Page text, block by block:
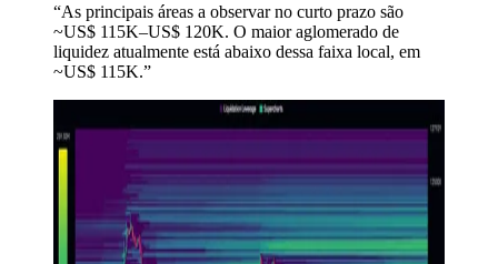
“As principais áreas a observar no curto prazo são
~US$ 115K–US$ 120K. O maior aglomerado de
liquidez atualmente está abaixo dessa faixa local, em
~US$ 115K.”